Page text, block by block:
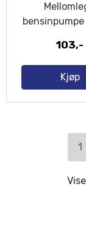
103,-
Kjøp
1